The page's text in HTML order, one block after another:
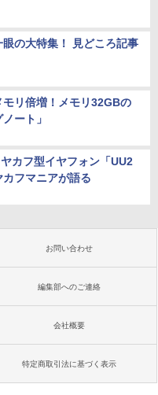
の大特集！ 見どころ記事
リ倍増！メモリ32GBの
ート」
カフ型イヤフォン「UU2
フマニアが語る
お問い合わせ
編集部へのご連絡
会社概要
特定商取引法に基づく表示